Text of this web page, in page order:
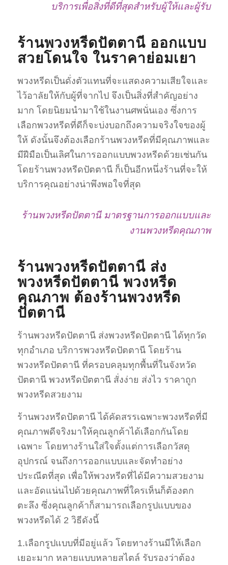
บริการเพื่อสิ่งที่ดีที่สุดสำหรับผู้ให้และผู้รับ
ร้านพวงหรีดปัตตานี ออกแบบ
สวยโดนใจ ในราคาย่อมเยา
พวงหรีดเป็นดั่งตัวแทนที่จะแสดงความเสียใจและ
ไว้อาลัยให้กับผู้ที่จากไป จึงเป็นสิ่งที่สำคัญอย่าง
มาก โดยนิยมนำมาใช้ในงานศพนั่นเอง ซึ่งการ
เลือกพวงหรีดที่ดีก็จะบ่งบอกถึงความจริงใจของผู้
ให้ ดังนั้นจึงต้องเลือกร้านพวงหรีดที่มีคุณภาพและ
มีฝีมือเป็นเลิศในการออกแบบพวงหรีดด้วยเช่นกัน
โดยร้านพวงหรีดปัตตานี ก็เป็นอีกหนึ่งร้านที่จะให้
บริการคุณอย่างน่าพึงพอใจที่สุด
ร้านพวงหรีดปัตตานี มาตรฐานการออกแบบและ
งานพวงหรีดคุณภาพ
ร้านพวงหรีดปัตตานี ส่ง
พวงหรีดปัตตานี พวงหรีด
คุณภาพ ต้องร้านพวงหรีด
ปัตตานี
ร้านพวงหรีดปัตตานี ส่งพวงหรีดปัตตานี ได้ทุกวัด
ทุกอำเภอ บริการพวงหรีดปัตตานี โดยร้าน
พวงหรีดปัตตานี ที่ครอบคลุมทุกพื้นที่ในจังหวัด
ปัตตานี พวงหรีดปัตตานี สั่งง่าย ส่งไว ราคาถูก
พวงหรีดสวยงาม
ร้านพวงหรีดปัตตานี ได้คัดสรรเฉพาะพวงหรีดที่มี
คุณภาพดีจริงมาให้คุณลูกค้าได้เลือกกันโดย
เฉพาะ โดยทางร้านใส่ใจตั้งแต่การเลือกวัสดุ
อุปกรณ์ จนถึงการออกแบบและจัดทำอย่าง
ประณีตที่สุด เพื่อให้พวงหรีดที่ได้มีความสวยงาม
และอัดแน่นไปด้วยคุณภาพที่ใครเห็นก็ต้องตก
ตะลึง ซึ่งคุณลูกค้าก็สามารถเลือกรูปแบบของ
พวงหรีดได้ 2 วิธีดังนี้
1.เลือกรูปแบบที่มีอยู่แล้ว โดยทางร้านมีให้เลือก
เยอะมาก หลายแบบหลายสไตล์ รับรองว่าต้อง